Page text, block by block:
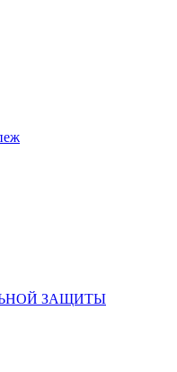
ЗАЩИТЫ